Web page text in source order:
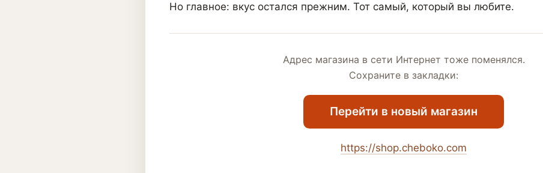
Но главное: вкус остался прежним. Тот самый, который вы любите.
Адрес магазина в сети Интернет тоже поменялся.
Сохраните в закладки:
Перейти в новый магазин
https://shop.cheboko.com